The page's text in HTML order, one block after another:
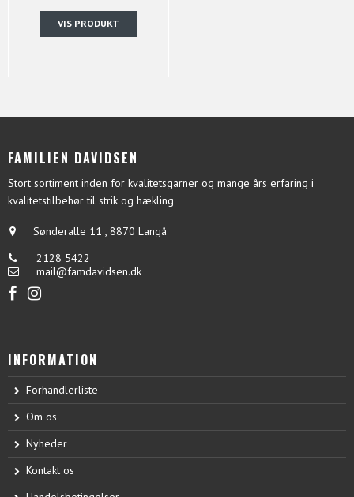
VIS PRODUKT
FAMILIEN DAVIDSEN
Stort sortiment inden for kvalitetsgarner og mange års erfaring i
kvalitetstilbehør til strik og hækling
Sønderalle 11 , 8870 Langå
2128 5422
mail@famdavidsen.dk
INFORMATION
Forhandlerliste
Om os
Nyheder
Kontakt os